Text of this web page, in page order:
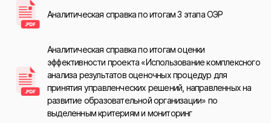
Аналитическая справка по итогам 3 этапа ОЭР
Аналитическая справка по итогам оценки
эффективности проекта «Использование комплексного
анализа результатов оценочных процедур для
принятия управленческих решений, направленных на
развитие образовательной организации» по
выделенным критериям и мониторинг